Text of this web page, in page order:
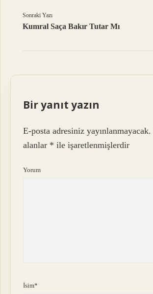
Sonraki Yazı
Kumral Saça Bakır Tutar Mı
Bir yanıt yazın
E-posta adresiniz yayınlanmayacak.
alanlar * ile işaretlenmişlerdir
Yorum
İsim*